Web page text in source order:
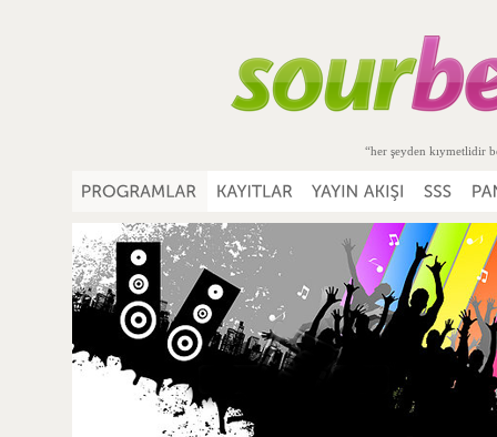
“her şeyden kıymetlidir